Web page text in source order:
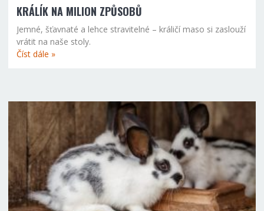
KRÁLÍK NA MILION ZPŮSOBŮ
Jemné, šťavnaté a lehce stravitelné – králičí maso si zaslouží
vrátit na naše stoly.
Číst dále »